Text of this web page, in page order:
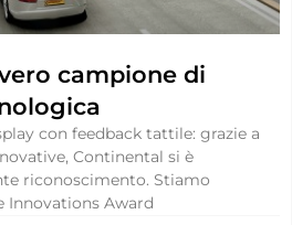
campione di
con feedback tattile: grazie a
Continental si è
riconoscimento. Stiamo
Innovations Award